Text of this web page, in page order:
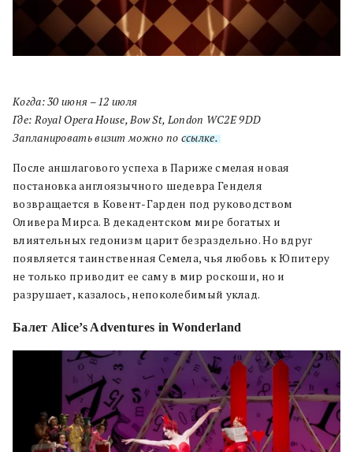
Когда: 30 июня – 12 июля
Где: Royal Opera House, Bow St, London WC2E 9DD
Запланировать визит можно по ссылке.
После аншлагового успеха в Париже смелая новая
постановка англоязычного шедевра Генделя
возвращается в Ковент-Гарден под руководством
Оливера Мирса. В декадентском мире богатых и
влиятельных гедонизм царит безраздельно. Но вдруг
появляется таинственная Семела, чья любовь к Юпитеру
не только приводит ее саму в мир роскоши, но и
разрушает, казалось, непоколебимый уклад.
Балет Alice’s Adventures in Wonderland